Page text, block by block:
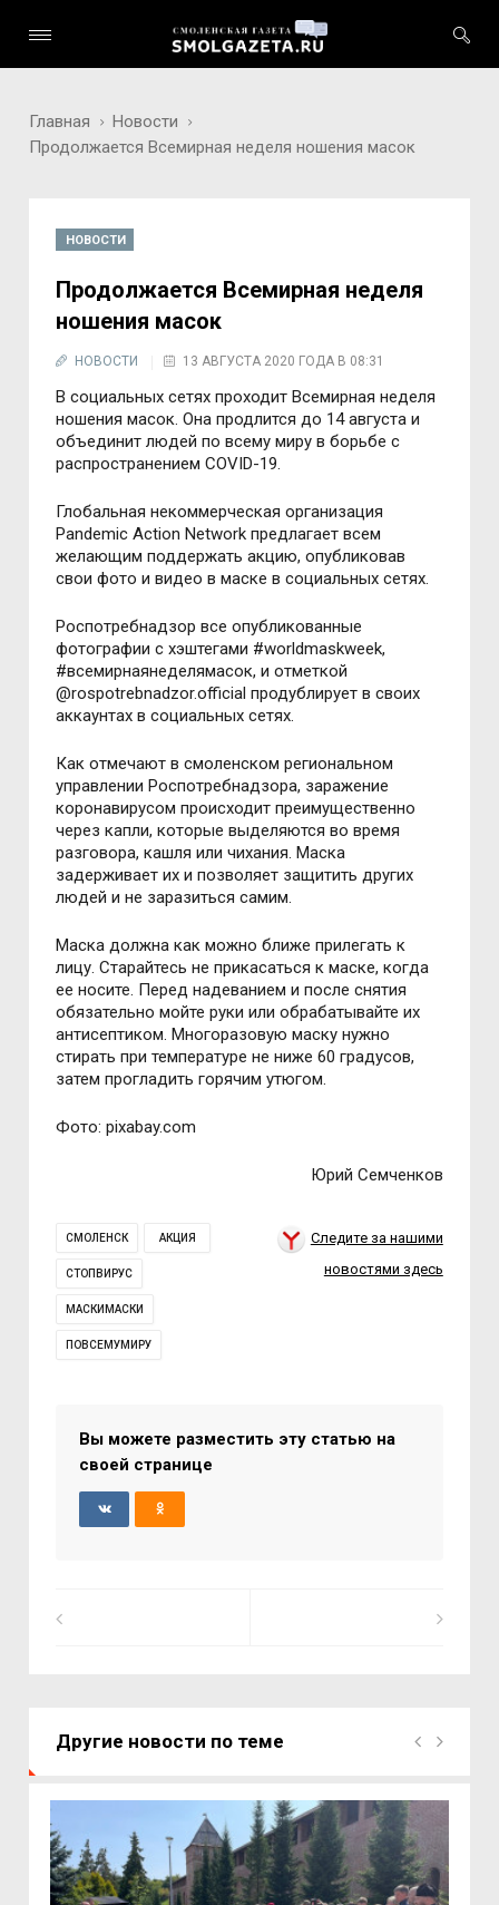
Главная
Новости
Продолжается Всемирная неделя ношения масок
НОВОСТИ
Продолжается Всемирная неделя
ношения масок
НОВОСТИ 13 АВГУСТА 2020 ГОДА В 08:31
В социальных сетях проходит Всемирная неделя
ношения масок. Она продлится до 14 августа и
объединит людей по всему миру в борьбе с
распространением COVID-19.
Глобальная некоммерческая организация
Pandemic Action Network предлагает всем
желающим поддержать акцию, опубликовав
свои фото и видео в маске в социальных сетях.
Роспотребнадзор все опубликованные
фотографии с хэштегами #worldmaskweek,
#всемирнаянеделямасок, и отметкой
@rospotrebnadzor.official продублирует в своих
аккаунтах в социальных сетях.
Как отмечают в смоленском региональном
управлении Роспотребнадзора, заражение
коронавирусом происходит преимущественно
через капли, которые выделяются во время
разговора, кашля или чихания. Маска
задерживает их и позволяет защитить других
людей и не заразиться самим.
Маска должна как можно ближе прилегать к
лицу. Старайтесь не прикасаться к маске, когда
ее носите. Перед надеванием и после снятия
обязательно мойте руки или обрабатывайте их
антисептиком. Многоразовую маску нужно
стирать при температуре не ниже 60 градусов,
затем прогладить горячим утюгом.
Фото: pixabay.com
Юрий Семченков
СМОЛЕНСК АКЦИЯ
СТОПВИРУС
МАСКИМАСКИ
ПОВСЕМУМИРУ
Следите за нашими
новостями здесь
Вы можете разместить эту статью на
своей странице
Другие новости по теме